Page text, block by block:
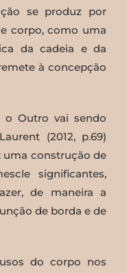
se produz por
corpo, como uma
da cadeia e da
à concepção
Outro vai sendo
(2012, p.69)
uma construção de
significantes,
de maneira a
de borda e de
do corpo nos